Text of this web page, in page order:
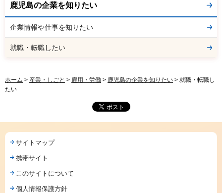
鹿児島の企業を知りたい
企業情報や仕事を知りたい
就職・転職したい
ホーム > 産業・しごと > 雇用・労働 > 鹿児島の企業を知りたい > 就職・転職し
たい
サイトマップ
携帯サイト
このサイトについて
個人情報保護方針